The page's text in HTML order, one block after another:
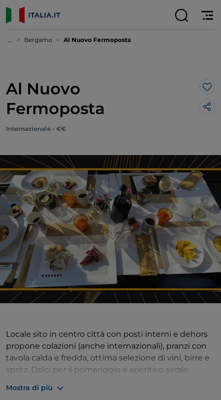
... Bergamo Al Nuovo Fermoposta
Al Nuovo
Fermoposta
Internazionale - €€
Locale sito in centro città con posti interni e dehors
propone colazioni (anche internazionali), pranzi con
tavola calda e fredda, ottima selezione di vini, birre e
spritz. Dolci per il pomeriggio e aperitivo serale
snack internazionali (club-sandwich, avocado toast,
Mostra di più